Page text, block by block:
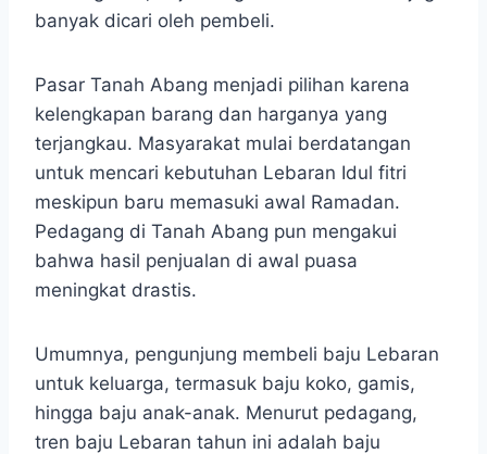
banyak dicari oleh pembeli.
Pasar Tanah Abang menjadi pilihan karena
kelengkapan barang dan harganya yang
terjangkau. Masyarakat mulai berdatangan
untuk mencari kebutuhan Lebaran Idul fitri
meskipun baru memasuki awal Ramadan.
Pedagang di Tanah Abang pun mengakui
bahwa hasil penjualan di awal puasa
meningkat drastis.
Umumnya, pengunjung membeli baju Lebaran
untuk keluarga, termasuk baju koko, gamis,
hingga baju anak-anak. Menurut pedagang,
tren baju Lebaran tahun ini adalah baju